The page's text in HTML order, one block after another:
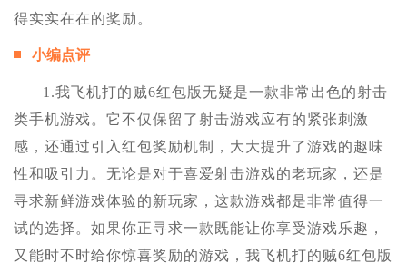
得实实在在的奖励。
小编点评
1.我飞机打的贼6红包版无疑是一款非常出色的射击
类手机游戏。它不仅保留了射击游戏应有的紧张刺激
感，还通过引入红包奖励机制，大大提升了游戏的趣味
性和吸引力。无论是对于喜爱射击游戏的老玩家，还是
寻求新鲜游戏体验的新玩家，这款游戏都是非常值得一
试的选择。如果你正寻求一款既能让你享受游戏乐趣，
又能时不时给你惊喜奖励的游戏，我飞机打的贼6红包版